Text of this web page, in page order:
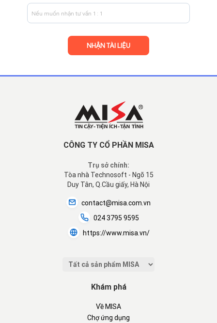
CÔNG TY CỔ PHẦN MISA
Trụ sở chính:
Tòa nhà Technosoft - Ngõ 15
Duy Tân, Q.Cầu giấy, Hà Nội
contact@misa.com.vn
024 3795 9595
https://www.misa.vn/
Khám phá
Về MISA
Chợ ứng dụng